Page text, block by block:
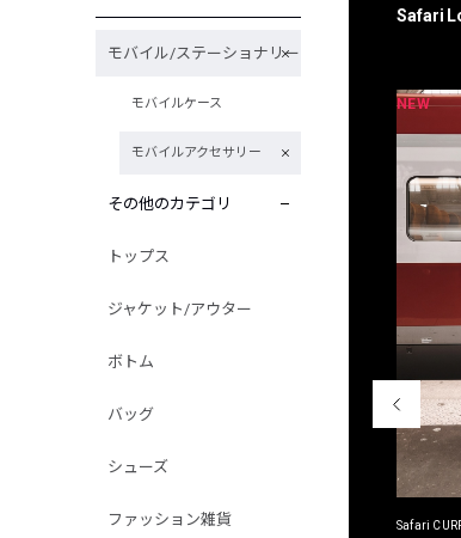
モバイル/ステーショナリー
モバイルケース
モバイルアクセサリー
その他のカテゴリ
トップス
ジャケット/アウター
ボトム
バッグ
シューズ
ファッション雑貨
Safari
NEW
Safari